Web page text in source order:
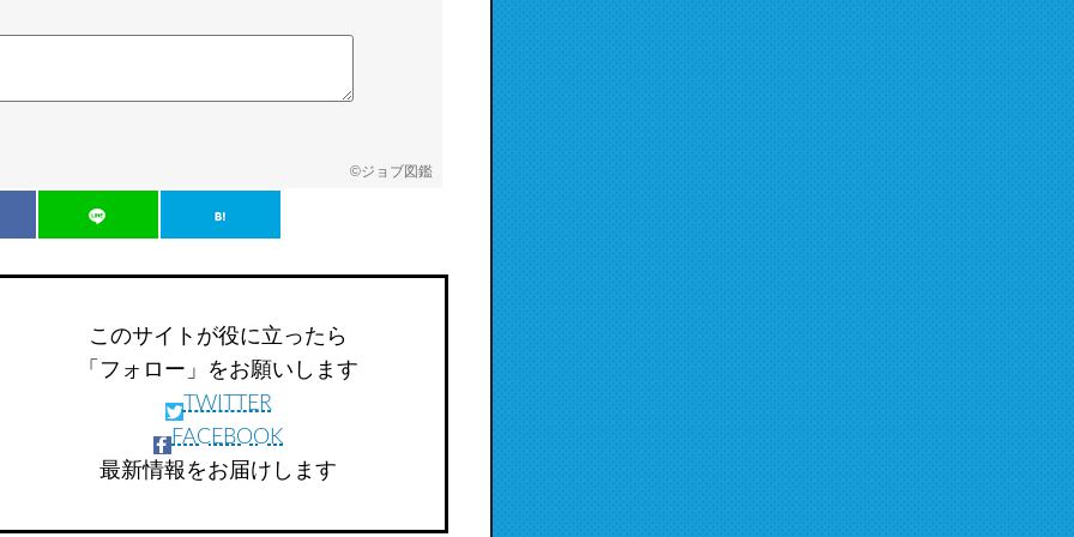
©ジョブ図鑑
このサイトが役に立ったら
「フォロー」をお願いします
TWITTER
FACEBOOK
最新情報をお届けします